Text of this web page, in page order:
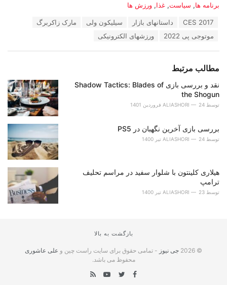
دسته‌ها:
برنامه ها, سیاست, غذا, ورزش ها
برچسب:
CES 2017 داستانهای بازار سیلیکون ولی
مارک زاکربرگ
موتوجی پی 2022
ورزشهای الکترونیکی
مطالب مرتبط
نقد و بررسی بازی Shadow Tactics: Blades of
the Shogun
توسط ALIASHORI 24 فروردین 1401
بررسی بازی آخرین نگهبان در PS5
توسط ALIASHORI 24 تیر 1400
هیلاری کلینتون با شلوار سفید در مراسم تحلیف
ترامپ
توسط ALIASHORI 23 تیر 1400
بازگشت به بالا
© 2026 جی نیوز - تمامی حقوق برای سایت راست چین و علی عاشوری
محفوظ می باشد.